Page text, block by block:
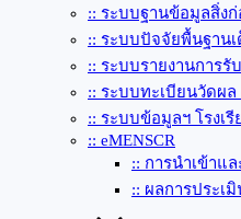
:: ระบบฐานข้อมูลสิ่งก่
:: ระบบปัจจัยพื้นฐาน
:: ระบบรายงานการรั
:: ระบบทะเบียนวัดผล
:: ระบบข้อมูลฯ โรงเ
:: eMENSCR
:: การนำเข้าแ
:: ผลการประเมิ